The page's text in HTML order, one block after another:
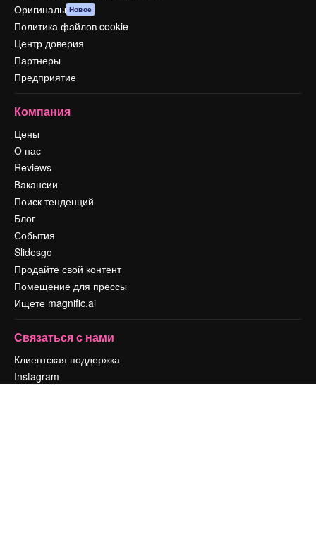
Оригиналы Новое
Политика файлов cookie
Центр доверия
Партнеры
Предприятие
Компания
Цены
О нас
Reviews
Вакансии
Поиск тенденций
Блог
События
Slidesgo
Продайте свой контент
Помещение для прессы
Ищете magnific.ai
Связаться с нами
Клиентская поддержка
Instagram